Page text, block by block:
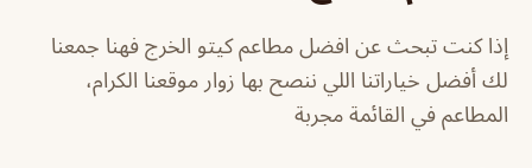
إذا كنت تبحث عن افضل مطاعم كيتو الخرج فهنا جمعنا
لك أفضل خياراتنا اللي ننصح بها زوار موقعنا الكرام،
المطاعم في القائمة مجربة